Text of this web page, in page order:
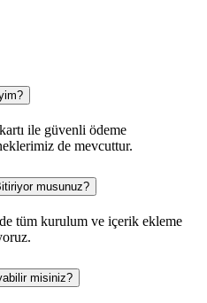
ile güvenli ödeme
de mevcuttur.
musunuz?
tüm kurulum ve içerik ekleme
misiniz?